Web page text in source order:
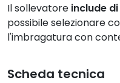
Il sollevatore include
possibile selezionare
l'imbragatura con
Scheda tecnica